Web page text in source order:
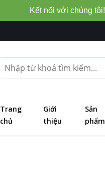
Trang
chủ
Giới
thiệu
Sản
phẩm
Kết nối với chúng tôi!